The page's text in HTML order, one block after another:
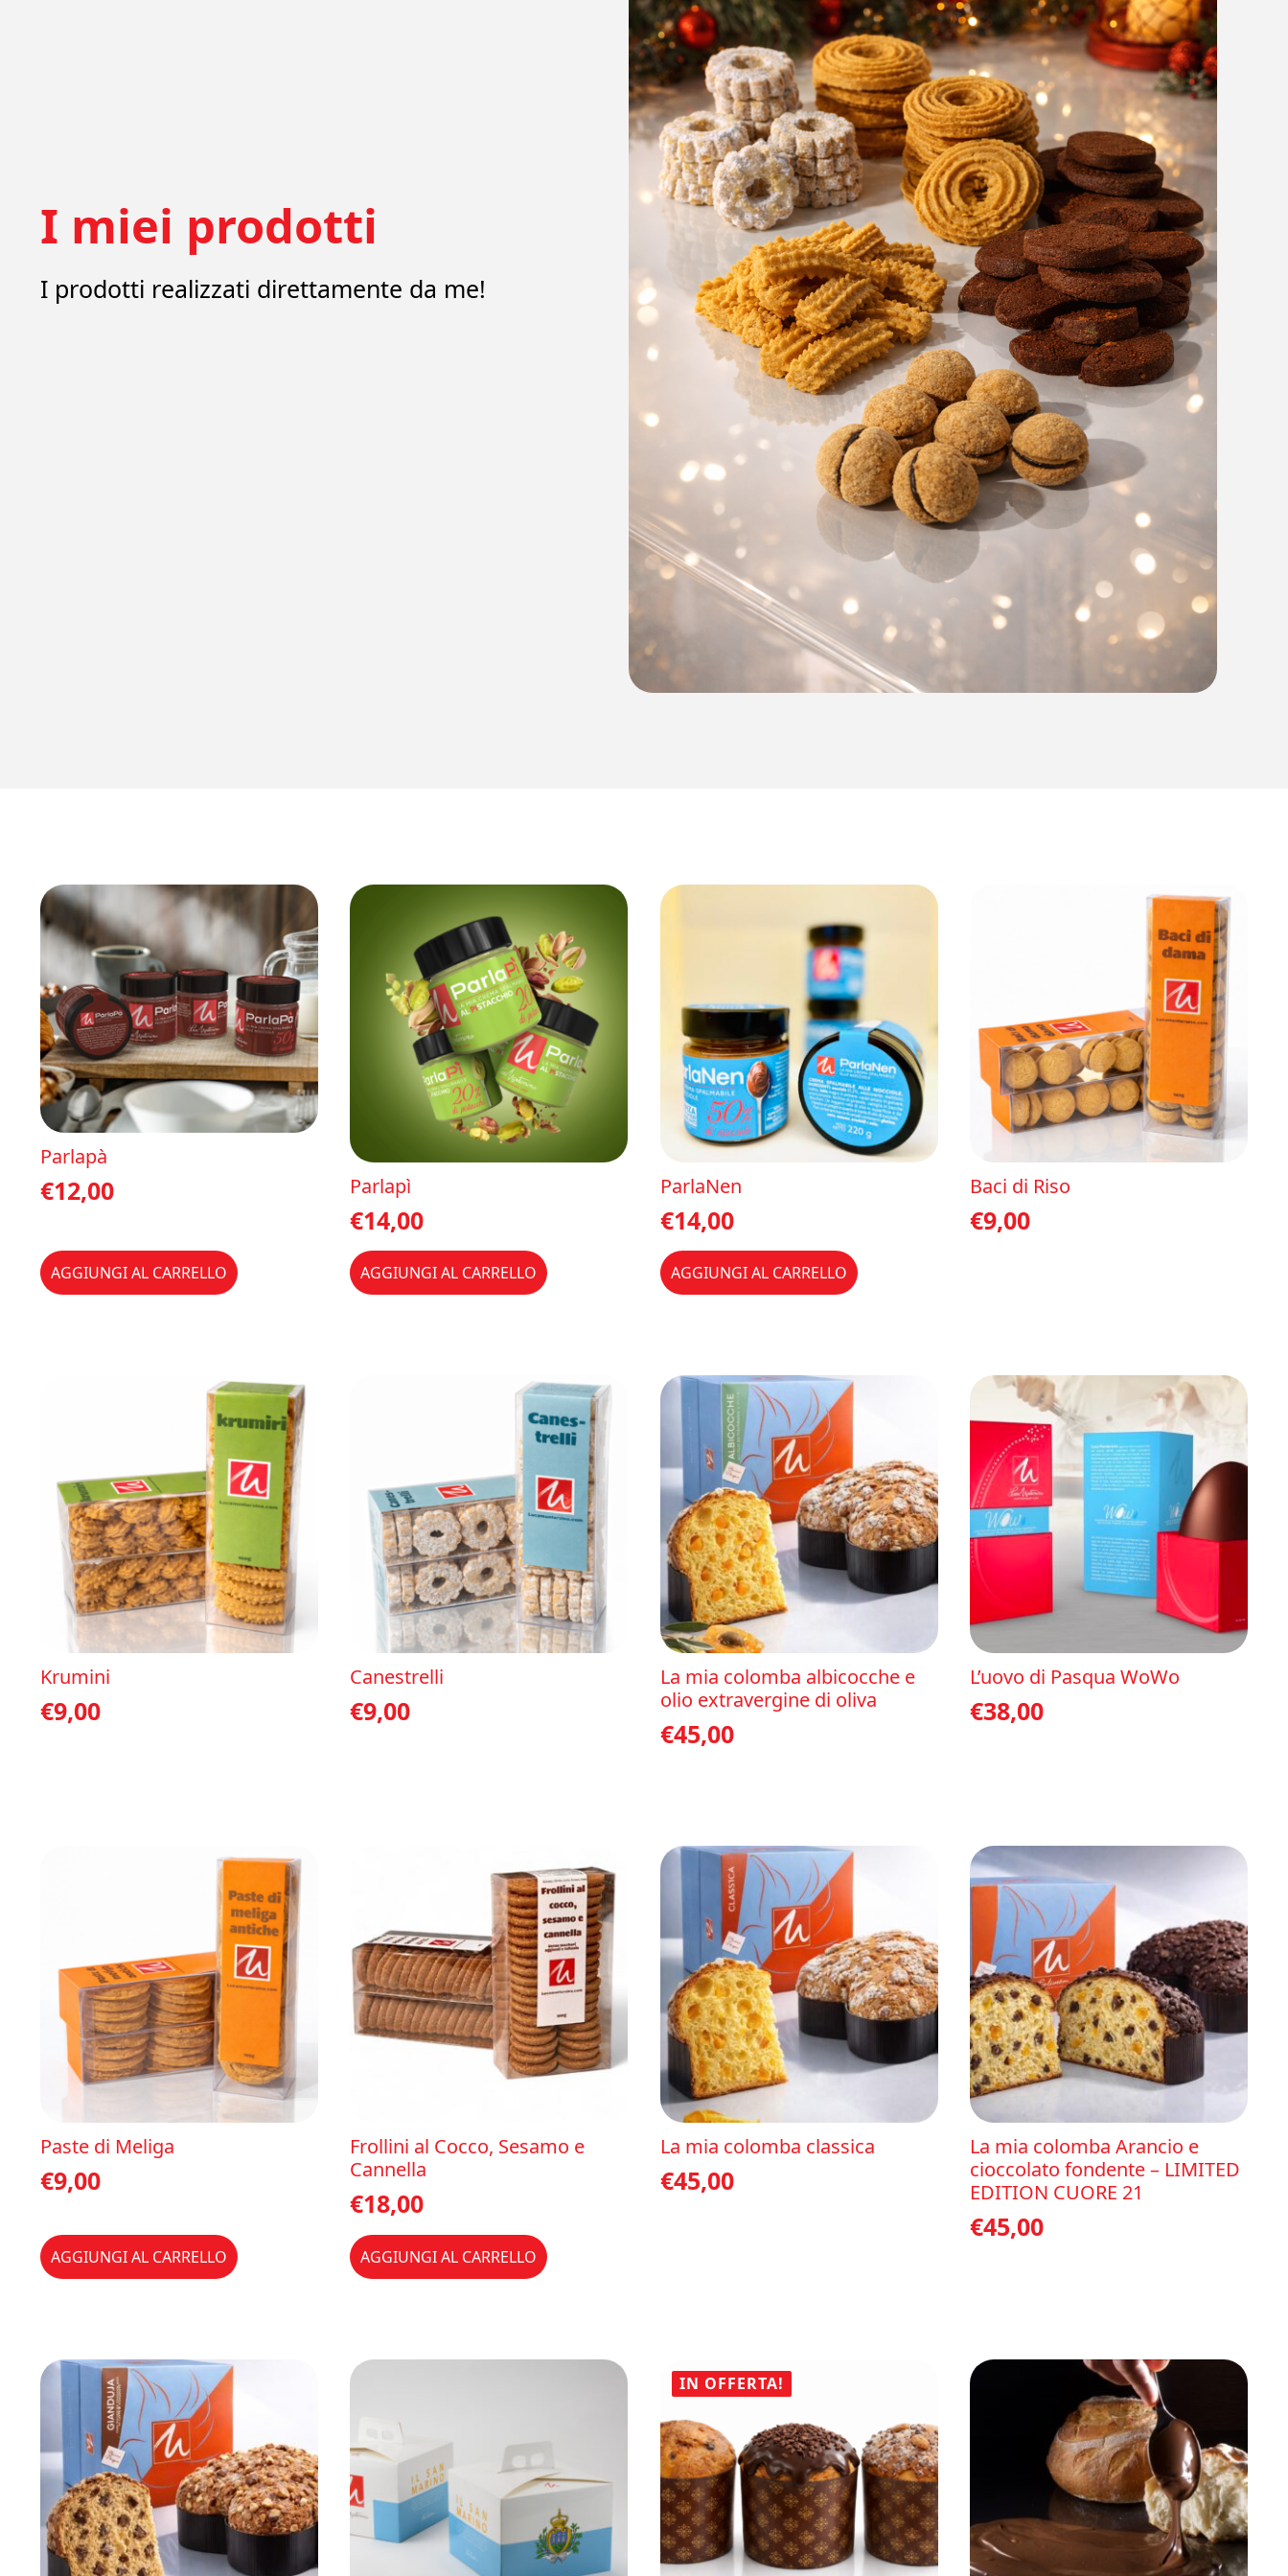
I miei prodotti
I prodotti realizzati direttamente da me!
Parlapà
€12,00
AGGIUNGI AL CARRELLO
Parlapì
€14,00
AGGIUNGI AL CARRELLO
ParlaNen
€14,00
AGGIUNGI AL CARRELLO
Baci di Riso
€9,00
Krumini
€9,00
Canestrelli
€9,00
La mia colomba albicocche e
olio extravergine di oliva
€45,00
L’uovo di Pasqua WoWo
€38,00
Paste di Meliga
€9,00
AGGIUNGI AL CARRELLO
Frollini al Cocco, Sesamo e
Cannella
€18,00
AGGIUNGI AL CARRELLO
La mia colomba classica
€45,00
La mia colomba Arancio e
cioccolato fondente – LIMITED
EDITION CUORE 21
€45,00
IN OFFERTA!